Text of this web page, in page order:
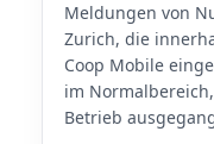
Meldungen von
Zurich, die
Coop Mobile
im
Betrieb